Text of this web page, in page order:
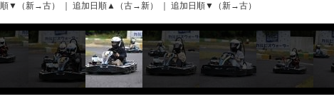
▼（新→古） 追加日順▲（古→新） 追加日順▼（新→古）